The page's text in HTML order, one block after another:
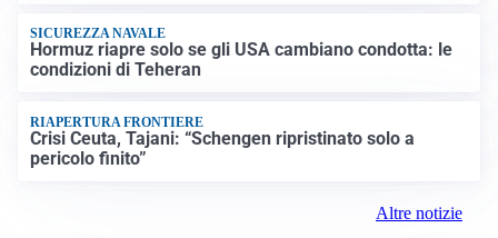
SICUREZZA NAVALE
Hormuz riapre solo se gli USA cambiano condotta: le
condizioni di Teheran
RIAPERTURA FRONTIERE
Crisi Ceuta, Tajani: “Schengen ripristinato solo a
pericolo finito”
Altre notizie